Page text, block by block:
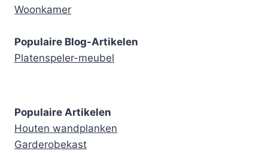
Woonkamer
Populaire Blog-Artikelen
Platenspeler-meubel
Populaire Artikelen
Houten wandplanken
Garderobekast